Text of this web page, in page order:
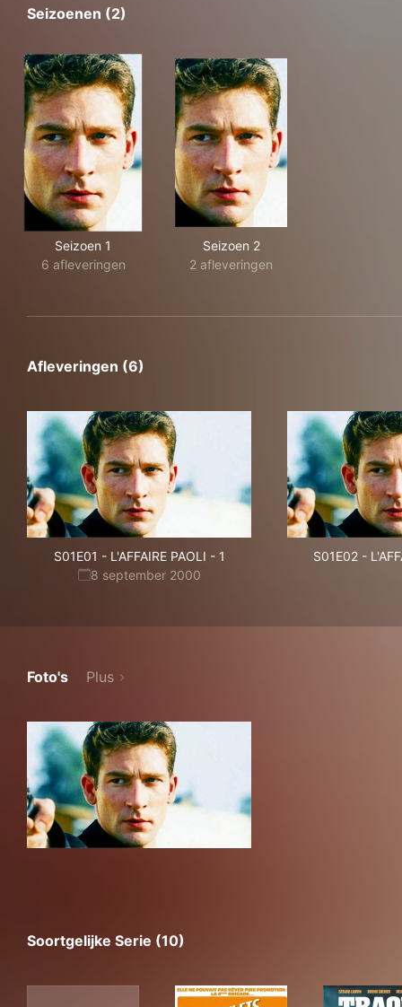
Seizoenen (2)
Seizoen 1
6 afleveringen
Seizoen 2
2 afleveringen
Afleveringen (6)
S01E01 - L'AFFAIRE PAOLI - 1
8 september 2000
S01E02-
Foto's Plus
Soortgelijke Serie (10)